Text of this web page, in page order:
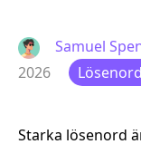
Samuel
2026
Starka lösenord